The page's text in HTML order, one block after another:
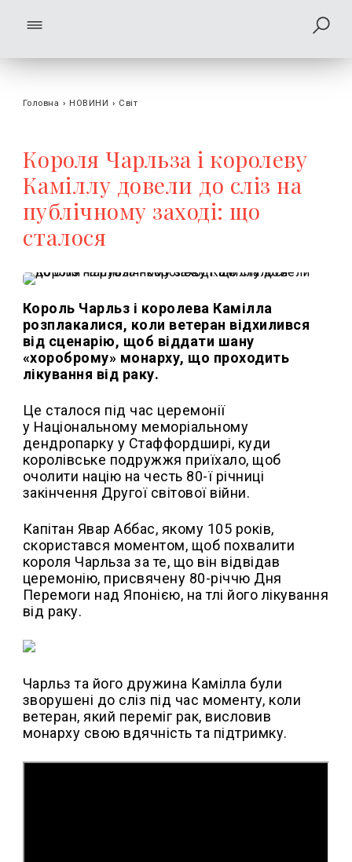
Головна › НОВИНИ › Світ
Короля Чарльза і королеву
Каміллу довели до сліз на
публічному заході: що
сталося
Король Чарльз і королева Камілла
розплакалися, коли ветеран відхилився
від сценарію, щоб віддати шану
«хороброму» монарху, що проходить
лікування від раку.
Це сталося під час церемонії
у Національному меморіальному
дендропарку у Стаффордширі, куди
королівське подружжя приїхало, щоб
очолити націю на честь 80-ї річниці
закінчення Другої світової війни.
Капітан Явар Аббас, якому 105 років,
скористався моментом, щоб похвалити
короля Чарльза за те, що він відвідав
церемонію, присвячену 80-річчю Дня
Перемоги над Японією, на тлі його лікування
від раку.
Чарльз та його дружина Камілла були
зворушені до сліз під час моменту, коли
ветеран, який переміг рак, висловив
монарху свою вдячність та підтримку.